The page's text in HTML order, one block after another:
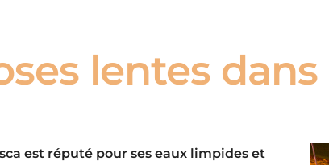
lentes dans
est réputé pour ses eaux limpides et